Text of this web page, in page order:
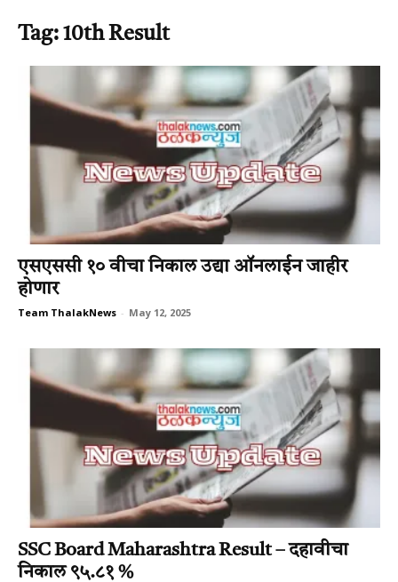
Tag: 10th Result
एसएससी १० वीचा निकाल उद्या ऑनलाईन जाहीर
होणार
Team ThalakNews - May 12, 2025
SSC Board Maharashtra Result – दहावीचा
निकाल ९५.८१ %